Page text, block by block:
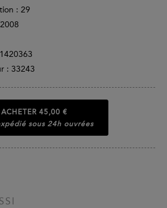
: 29
: 33243
ACHETER 45,00 €
sous 24h ouvrées